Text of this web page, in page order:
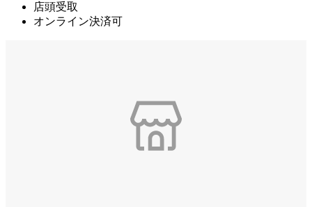
店頭受取
オンライン決済可